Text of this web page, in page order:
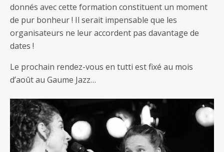
donnés avec cette formation constituent un moment
de pur bonheur ! Il serait impensable que les
organisateurs ne leur accordent pas davantage de
dates !
Le prochain rendez-vous en tutti est fixé au mois
d’août au Gaume Jazz…